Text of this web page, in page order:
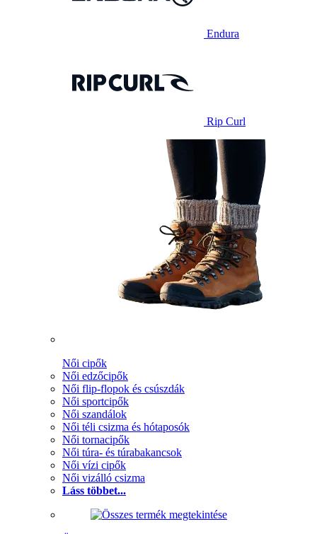
Endura
Rip Curl
Női cipők
Női edzőcipők
Női flip-flopok és csúszdák
Női sportcipők
Női szandálok
Női téli csizma és hótaposók
Női tornacipők
Női túra- és túrabakancsok
Női vízi cipők
Női vizálló csizma
Láss többet...